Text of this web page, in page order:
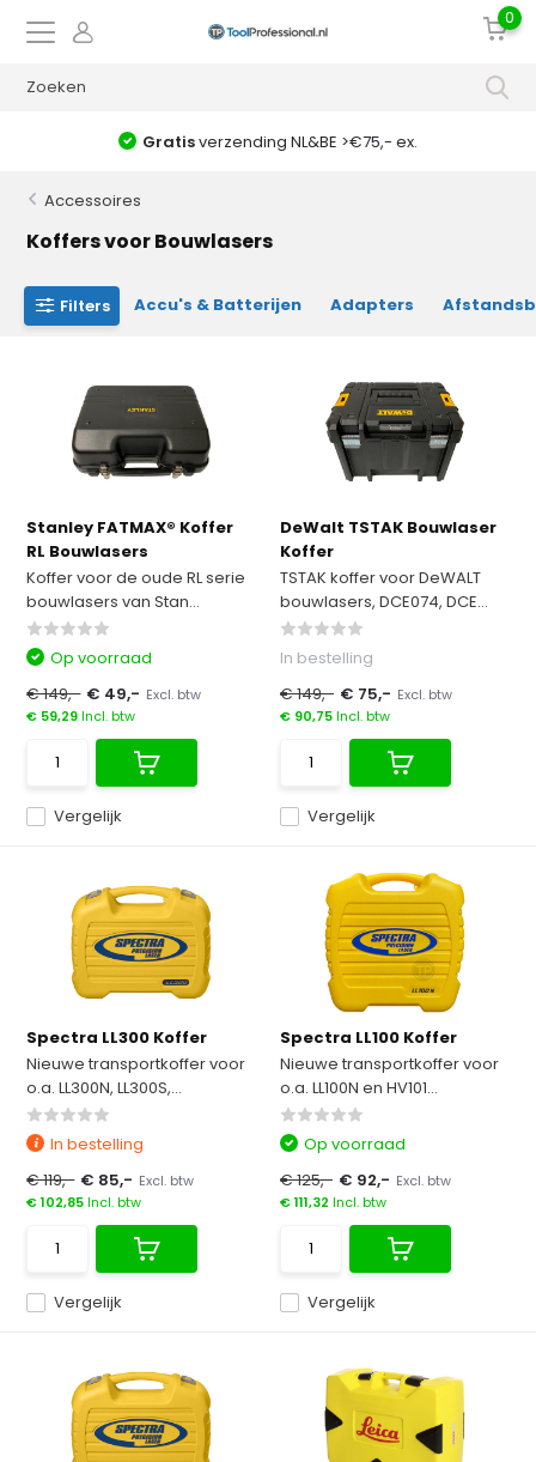
0
voor 17:00 uur = zelfde dag verzonden
Accessoires
Koffers voor Bouwlasers
Filters Accu's & Batterijen Adapters
Stanley FATMAX® Koffer
RL Bouwlasers
Koffer voor de oude RL serie
bouwlasers van Stan...
Vergelijk
Op voorraad
€ 149,- € 49,- Excl. btw
€ 59,29Incl. btw
DeWalt TSTAK Bouwlaser
Koffer
TSTAK koffer voor DeWALT
bouwlasers, DCE074, DCE...
Vergelijk
In bestelling
€ 149,- € 75,- Excl. btw
€ 90,75Incl. btw
Spectra LL300 Koffer
Nieuwe transportkoffer voor
o.a. LL300N, LL300S,...
Vergelijk
In bestelling
€ 119,- € 85,- Excl. btw
€ 102,85Incl. btw
Spectra LL100 Koffer
Nieuwe transportkoffer voor
o.a. LL100N en HV101...
Vergelijk
Op voorraad
€ 125,- € 92,- Excl. btw
€ 111,32 Incl. btw